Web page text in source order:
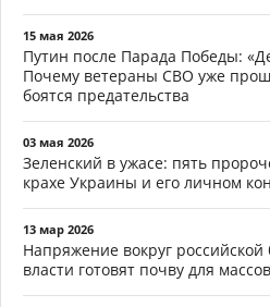
15 мая 2026
Путин после Парада Победы:
Почему ветераны СВО уже
боятся предательства
03 мая 2026
Зеленский в ужасе: пять
крахе Украины и его личном
13 мар 2026
Напряжение вокруг
власти готовят почву для